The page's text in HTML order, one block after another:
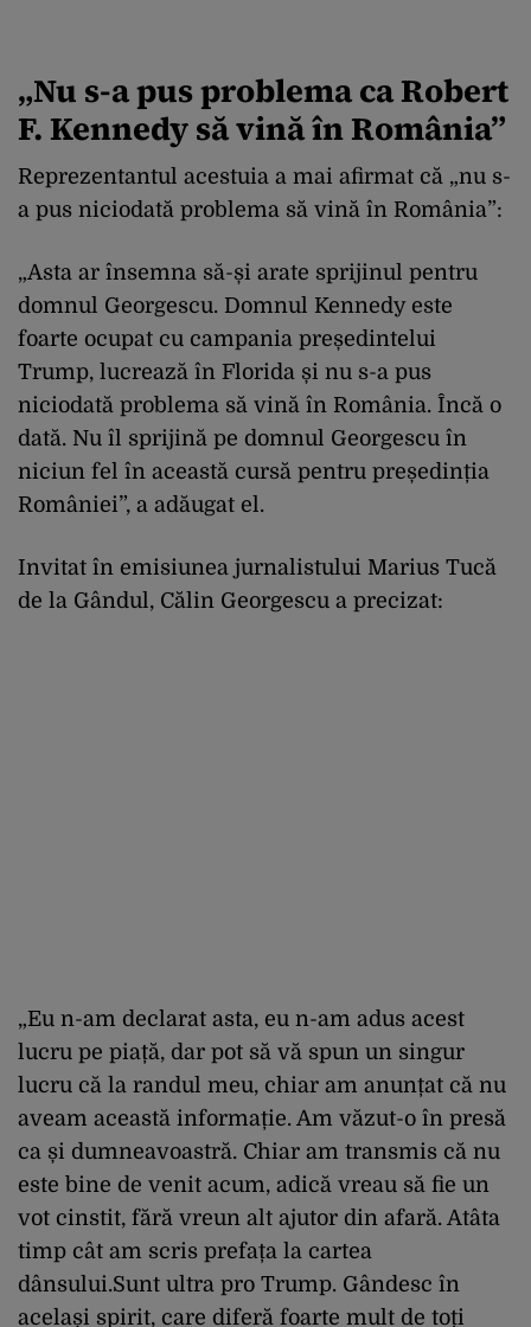
„Nu s-a pus problema ca Robert
F. Kennedy să vină în România”
Reprezentantul acestuia a mai afirmat că „nu s-
a pus niciodată problema să vină în România”:
„Asta ar însemna să-și arate sprijinul pentru
domnul Georgescu. Domnul Kennedy este
foarte ocupat cu campania președintelui
Trump, lucrează în Florida și nu s-a pus
niciodată problema să vină în România. Încă o
dată. Nu îl sprijină pe domnul Georgescu în
niciun fel în această cursă pentru președinția
României”, a adăugat el.
Invitat în emisiunea jurnalistului Marius Tucă
de la Gândul, Călin Georgescu a precizat:
„Eu n-am declarat asta, eu n-am adus acest
lucru pe piață, dar pot să vă spun un singur
lucru că la randul meu, chiar am anunțat că nu
aveam această informație. Am văzut-o în presă
ca și dumneavoastră. Chiar am transmis că nu
este bine de venit acum, adică vreau să fie un
vot cinstit, fără vreun alt ajutor din afară. Atâta
timp cât am scris prefața la cartea
dânsului.Sunt ultra pro Trump. Gândesc în
același spirit, care diferă foarte mult de toți